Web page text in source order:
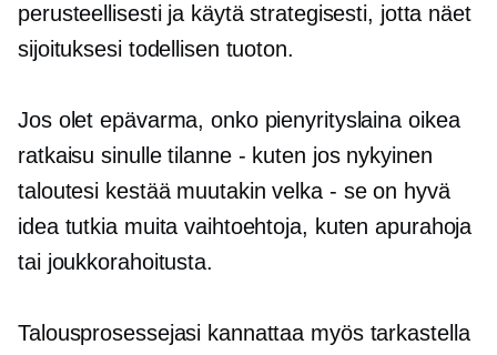
perusteellisesti ja käytä strategisesti, jotta näet
sijoituksesi todellisen tuoton.
Jos olet epävarma, onko pienyrityslaina oikea
ratkaisu sinulletilanne - kuten jos nykyinen
taloutesi kestää muutakinvelka - se on hyvä
idea tutkia muita vaihtoehtoja, kuten apurahoja
tai joukkorahoitusta.
Talousprosessejasi kannattaa myös tarkastella